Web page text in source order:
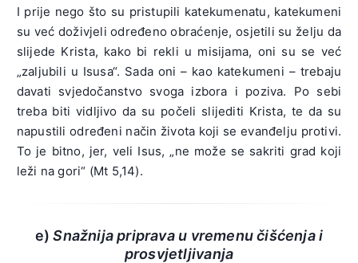
I prije nego što su pristupili katekumenatu, katekumeni
su već doživjeli određeno obraćenje, osjetili su želju da
slijede Krista, kako bi rekli u misijama, oni su se već
„zaljubili u Isusa“. Sada oni – kao katekumeni – trebaju
davati svjedočanstvo svoga izbora i poziva. Po sebi
treba biti vidljivo da su počeli slijediti Krista, te da su
napustili određeni način života koji se evanđelju protivi.
To je bitno, jer, veli Isus, „ne može se sakriti grad koji
leži na gori“ (Mt 5,14).
e)Snažnija priprava u vremenu čišćenja i
prosvjetljivanja